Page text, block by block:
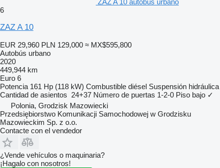
ZAZ A 10 autobús urbano
6
ZAZ A 10
EUR 29,960 PLN 129,000 ≈ MX$595,800
Autobús urbano
2020
449,944 km
Euro 6
Potencia 161 Hp (118 kW) Combustible diésel Suspensión hidráulica
Cantidad de asientos 24+37 Número de puertas 1-2-0 Piso bajo ✓
Polonia, Grodzisk Mazowiecki
Przedsiębiorstwo Komunikacji Samochodowej w Grodzisku
Mazowieckim Sp. z o.o.
Contacte con el vendedor
¿Vende vehículos o maquinaria?
¡Hagalo con nosotros!